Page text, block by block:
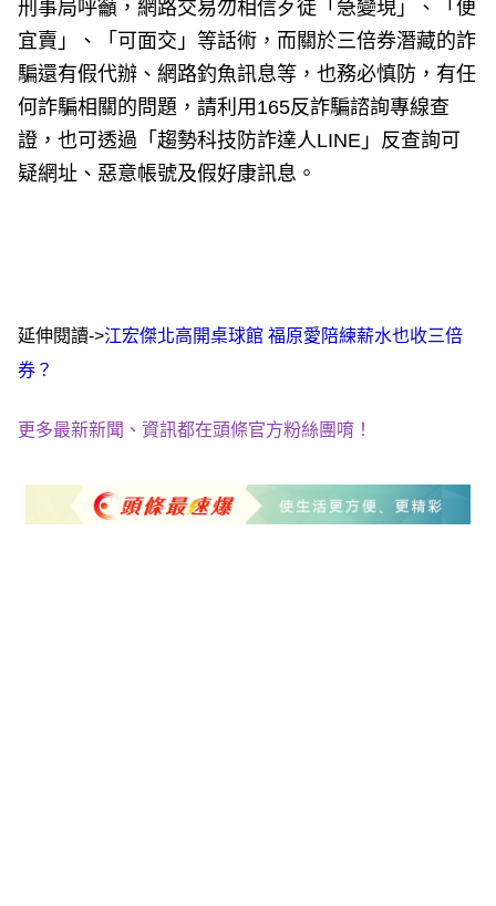
刑事局呼籲，網路交易勿相信歹徒「急變現」、「便
宜賣」、「可面交」等話術，而關於三倍券潛藏的詐
騙還有假代辦、網路釣魚訊息等，也務必慎防，有任
何詐騙相關的問題，請利用165反詐騙諮詢專線查
證，也可透過「趨勢科技防詐達人LINE」反查詢可
疑網址、惡意帳號及假好康訊息。
延伸閱讀->江宏傑北高開桌球館 福原愛陪練薪水也收三倍
券？
更多最新新聞、資訊都在頭條官方粉絲團唷！